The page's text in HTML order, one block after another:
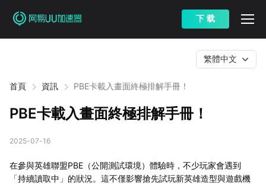
下 载
首頁 資訊 PBE卡載入畫面終極排解手冊！
繁體中文
PBE卡載入畫面終極排解手冊！
2025-07-16
在參與英雄聯盟PBE（公開測試環境）體驗時，不少玩家會遇到
「持續讀取中」的狀況。這不僅影響搶先試玩新英雄造型與遊戲機